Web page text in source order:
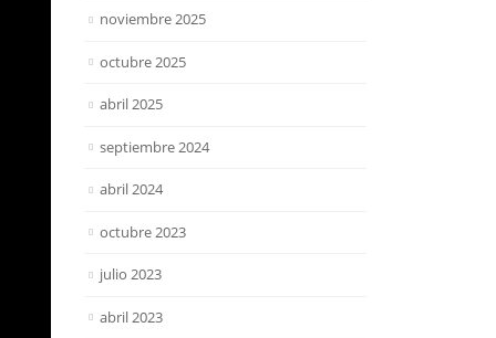
noviembre 2025
octubre 2025
abril 2025
septiembre 2024
abril 2024
octubre 2023
julio 2023
abril 2023